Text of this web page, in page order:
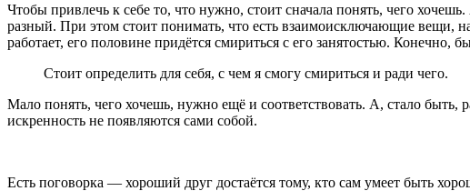
Чтобы привлечь к себе то, что нужно, стоит сначала понять, чего
разный. При этом стоит понимать, что есть взаимоисключающие вещи,
работает, его половине придётся смириться с его занятостью.
Стоит определить для себя, с чем я смогу смириться и ради чего.
Мало понять, чего хочешь, нужно ещё и соответствовать. А, стало быть,
искренность не появляются сами собой.
Есть поговорка — хороший друг достаётся тому, кто сам умеет быть